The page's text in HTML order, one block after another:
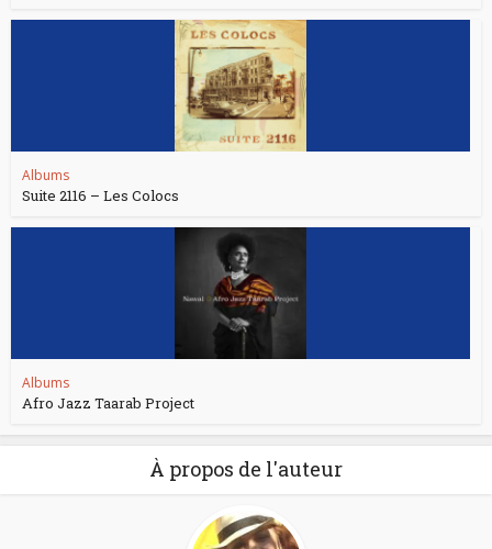
Albums
Suite 2116 – Les Colocs
Albums
Afro Jazz Taarab Project
À propos de l'auteur